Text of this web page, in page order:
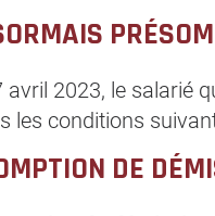
2023, le salarié
les conditions
DE